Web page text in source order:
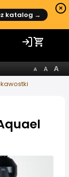
katalog →
×